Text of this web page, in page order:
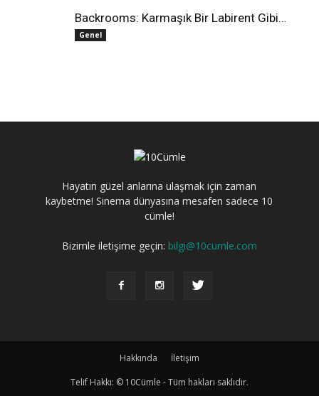
Backrooms: Karmaşık Bir Labirent Gibi…
Genel
Hayatın güzel anlarına ulaşmak için zaman
kaybetme! Sinema dünyasına mesafen sadece 10
cümle!
Bizimle iletişime geçin: bilgi@10cumle.com
Hakkında
İletişim
Telif Hakkı: © 10Cümle - Tüm hakları saklıdır.